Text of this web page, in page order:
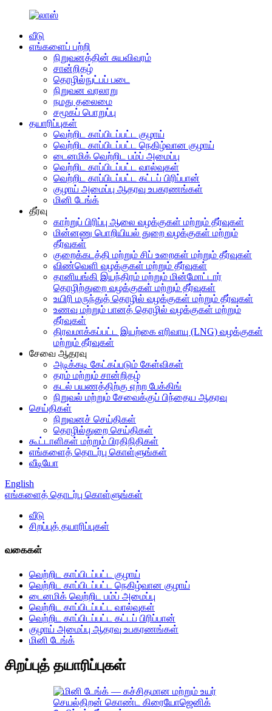
வீடு
எங்களைப் பற்றி
நிறுவனத்தின் சுயவிவரம்
சான்றிதழ்
தொழில்நுட்பப் படை
நிறுவன வரலாறு
நமது தலைமை
சமூகப் பொறுப்பு
தயாரிப்புகள்
வெற்றிட காப்பிடப்பட்ட குழாய்
வெற்றிட காப்பிடப்பட்ட நெகிழ்வான குழாய்
டைனமிக் வெற்றிட பம்ப் அமைப்பு
வெற்றிட காப்பிடப்பட்ட வால்வுகள்
வெற்றிட காப்பிடப்பட்ட கட்டப் பிரிப்பான்
குழாய் அமைப்பு ஆதரவு உபகரணங்கள்
மினி டேங்க்
தீர்வு
காற்றுப் பிரிப்பு ஆலை வழக்குகள் மற்றும் தீர்வுகள்
மின்னணு பொறியியல் துறை வழக்குகள் மற்றும்
தீர்வுகள்
குறைக்கடத்தி மற்றும் சிப் உறைகள் மற்றும் தீர்வுகள்
விண்வெளி வழக்குகள் மற்றும் தீர்வுகள்
தானியங்கி இயந்திரம் மற்றும் மின்மோட்டார்
தொழிற்துறை வழக்குகள் மற்றும் தீர்வுகள்
உயிரி மருந்துத் தொழில் வழக்குகள் மற்றும் தீர்வுகள்
உணவு மற்றும் பானத் தொழில் வழக்குகள் மற்றும்
தீர்வுகள்
திரவமாக்கப்பட்ட இயற்கை எரிவாயு (LNG) வழக்குகள்
மற்றும் தீர்வுகள்
சேவை ஆதரவு
அடிக்கடி கேட்கப்படும் கேள்விகள்
தரம் மற்றும் சான்றிதழ்
கடல் பயணத்திற்கு ஏற்ற பேக்கிங்
நிறுவல் மற்றும் சேவைக்குப் பிந்தைய ஆதரவு
செய்திகள்
நிறுவனச் செய்திகள்
தொழில்துறை செய்திகள்
கூட்டாளிகள் மற்றும் பிரதிநிதிகள்
எங்களைத் தொடர்பு கொள்ளுங்கள்
வீடியோ
English
எங்களைத் தொடர்பு கொள்ளுங்கள்
வீடு
சிறப்புத் தயாரிப்புகள்
வகைகள்
வெற்றிட காப்பிடப்பட்ட குழாய்
வெற்றிட காப்பிடப்பட்ட நெகிழ்வான குழாய்
டைனமிக் வெற்றிட பம்ப் அமைப்பு
வெற்றிட காப்பிடப்பட்ட வால்வுகள்
வெற்றிட காப்பிடப்பட்ட கட்டப் பிரிப்பான்
குழாய் அமைப்பு ஆதரவு உபகரணங்கள்
மினி டேங்க்
சிறப்புத் தயாரிப்புகள்